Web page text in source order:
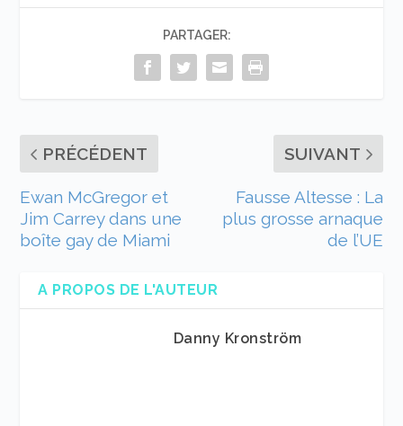
PARTAGER:
PRÉCÉDENT
Ewan McGregor et
Jim Carrey dans une
boîte gay de Miami
SUIVANT
Fausse Altesse : La
plus grosse arnaque
de l’UE
A PROPOS DE L'AUTEUR
Danny Kronström